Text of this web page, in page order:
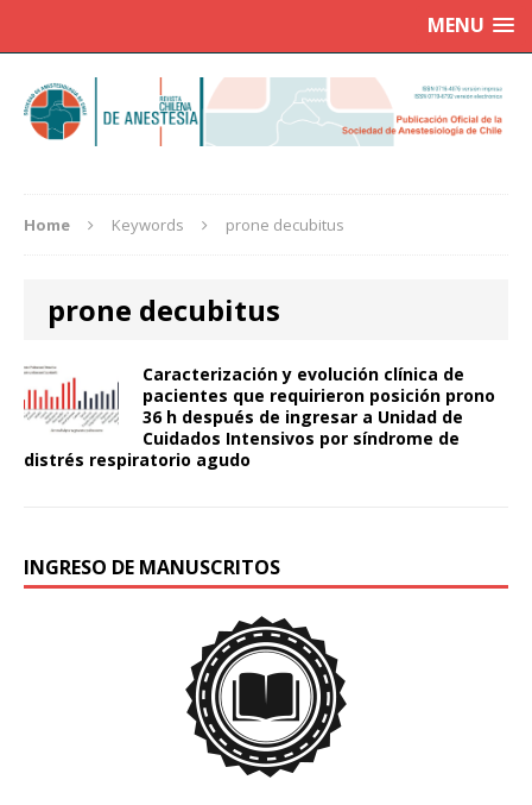
MENU
Home Keywords prone decubitus
prone decubitus
Caracterización y evolución clínica de
pacientes que requirieron posición prono
36 h después de ingresar a Unidad de
Cuidados Intensivos por síndrome de
distrés respiratorio agudo
INGRESO DE MANUSCRITOS